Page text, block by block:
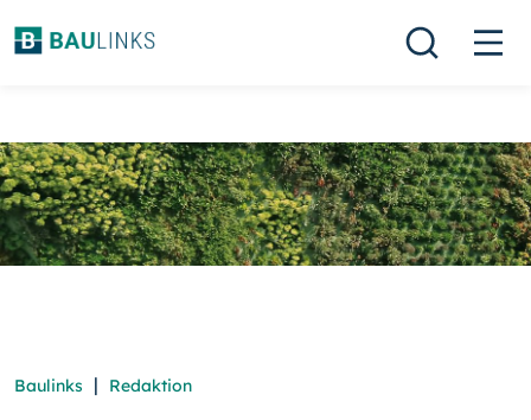
Baulinks | Redaktion